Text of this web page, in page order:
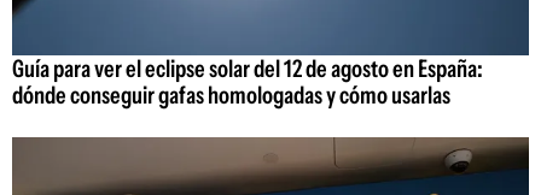
Guía para ver el eclipse solar del 12 de agosto en España:
dónde conseguir gafas homologadas y cómo usarlas